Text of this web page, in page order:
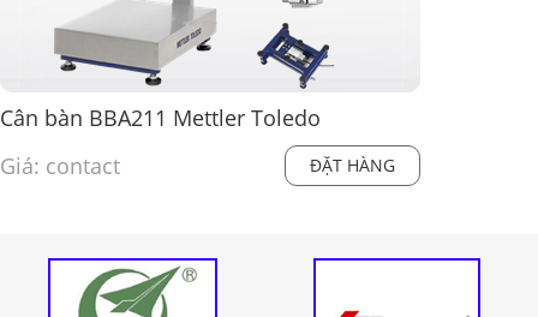
Cân bàn BBA211 Mettler Toledo
Giá: contact
ĐẶT HÀNG